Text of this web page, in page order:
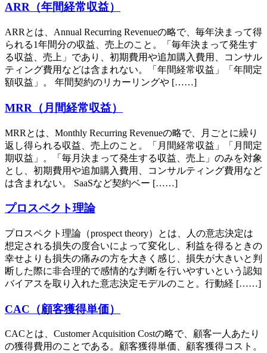
ARR（年間経常収益）
ARRとは、Annual Recurring Revenueの略で、毎年決まって得
られる1年間分の収益、売上のこと。「毎年決まって発生す
る収益、売上」であり、初期費用や追加購入費用、コンサル
ティング費用などは含まれない。「年間経常収益」「年間定
額収益」。 年間契約のリカーリングや [……]
MRR（月間経常収益）
MRRとは、Monthly Recurring Revenueの略で、月ごとに繰り
返し得られる収益、売上のこと。「月間経常収益」「月間定
期収益」。「毎月決まって発生する収益、売上」のみを対象
とし、初期費用や追加購入費用、コンサルティング費用など
は含まれない。 SaaSなど契約ベー [……]
プロスペクト理論
プロスペクト理論（prospect theory）とは、人の意志決定は
想定される損失の度合いによって変化し、利益を得るときの
幸せよりも損失の痛みの方を大きく感じ、損失が大きいと判
断した際に非合理的で感情的な判断を行いやすいという認知
バイアスを取り入れた意志決定モデルのこと。行動経 [……]
CAC（顧客獲得単価）
CACとは、Customer Acquisition Costの略で、顧客一人あたり
の獲得費用のことである。顧客獲得単価、顧客獲得コスト。